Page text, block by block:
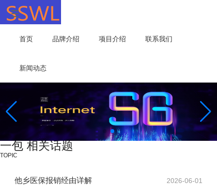
首页 品牌介绍 项目介绍 联系我们
新闻动态
一包 相关话题
TOPIC
他乡医保报销经由详解 2026-06-01